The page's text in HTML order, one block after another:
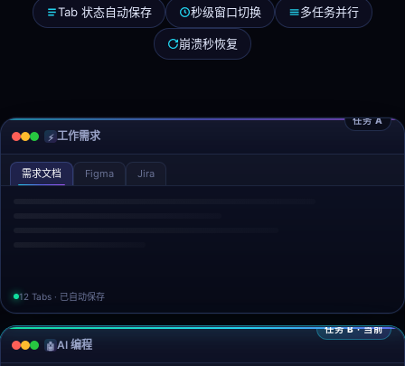
Tab 状态自动保存 秒级窗口切换 多任务并行
崩溃秒恢复
任务 A
⚡ 工作需求
需求文档 Figma Jira
12 Tabs · 已自动保存
任务 B · 当前
🤖 AI 编程